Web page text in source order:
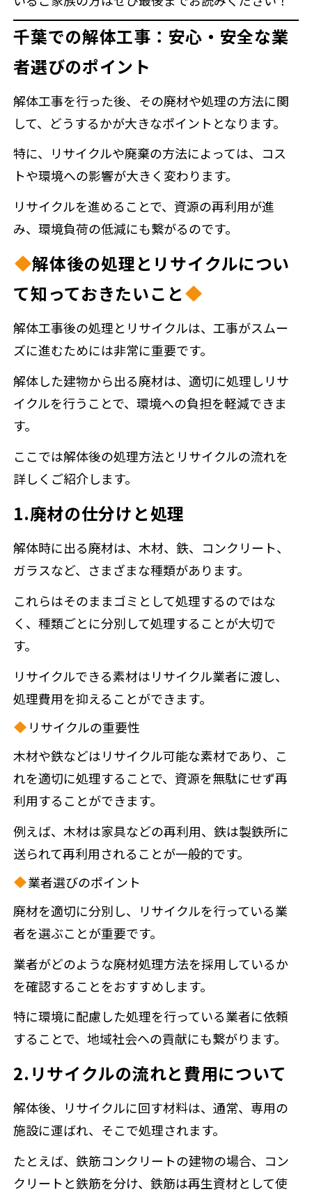
千葉での解体工事：安心・安全な業
者選びのポイント
解体工事を行った後、その廃材や処理の方法に関
して、どうするかが大きなポイントとなります。
特に、リサイクルや廃棄の方法によっては、コス
トや環境への影響が大きく変わります。
リサイクルを進めることで、資源の再利用が進
み、環境負荷の低減にも繋がるのです。
解体後の処理とリサイクルについ
て知っておきたいこと
解体工事後の処理とリサイクルは、工事がスムー
ズに進むためには非常に重要です。
解体した建物から出る廃材は、適切に処理しリサ
イクルを行うことで、環境への負担を軽減できま
す。
ここでは解体後の処理方法とリサイクルの流れを
詳しくご紹介します。
1.廃材の仕分けと処理
解体時に出る廃材は、木材、鉄、コンクリート、
ガラスなど、さまざまな種類があります。
これらはそのままゴミとして処理するのではな
く、種類ごとに分別して処理することが大切で
す。
リサイクルできる素材はリサイクル業者に渡し、
処理費用を抑えることができます。
リサイクルの重要性
木材や鉄などはリサイクル可能な素材であり、こ
れを適切に処理することで、資源を無駄にせず再
利用することができます。
例えば、木材は家具などの再利用、鉄は製鉄所に
送られて再利用されることが一般的です。
業者選びのポイント
廃材を適切に分別し、リサイクルを行っている業
者を選ぶことが重要です。
業者がどのような廃材処理方法を採用しているか
を確認することをおすすめします。
特に環境に配慮した処理を行っている業者に依頼
することで、地域社会への貢献にも繋がります。
2.リサイクルの流れと費用について
解体後、リサイクルに回す材料は、通常、専用の
施設に運ばれ、そこで処理されます。
たとえば、鉄筋コンクリートの建物の場合、コン
クリートと鉄筋を分け、鉄筋は再生資材として使